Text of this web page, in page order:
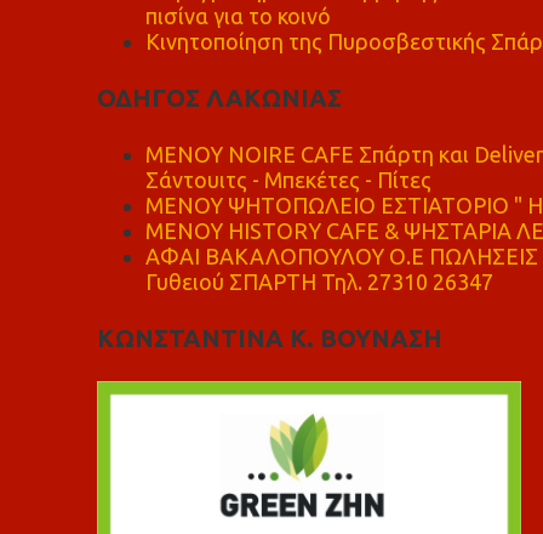
πισίνα για το κοινό
Κινητοποίηση της Πυροσβεστικής
ΟΔΗΓΟΣ ΛΑΚΩΝΙΑΣ
MENOY NOIRE CAFE Σπάρτη και
Σάντουιτς - Μπεκέτες - Πίτες
ΜΕΝΟΥ ΨΗΤΟΠΩΛΕΙΟ ΕΣΤΙΑΤΟΡΙΟ "
ΜΕΝΟΥ HISTORY CAFE & ΨΗΣΤΑΡΙΑ
ΑΦΑΙ ΒΑΚΑΛΟΠΟΥΛΟΥ Ο.Ε ΠΩΛΗΣΕΙΣ
Γυθειού ΣΠΑΡΤΗ Τηλ. 27310 26347
ΚΩΝΣΤΑΝΤΙΝΑ Κ. ΒΟΥΝΑΣΗ